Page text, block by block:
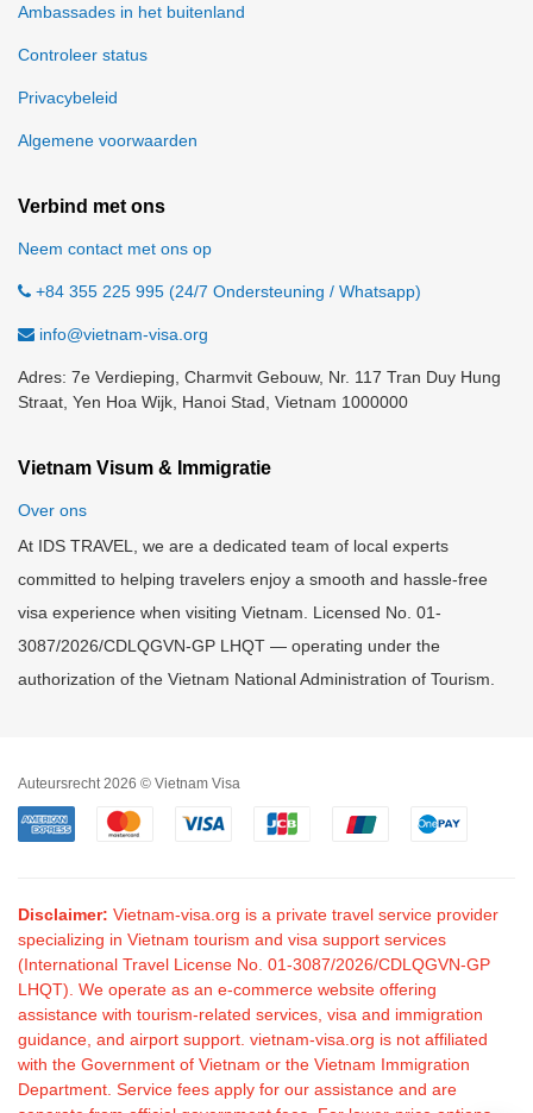
Ambassades in het buitenland
Controleer status
Privacybeleid
Algemene voorwaarden
Verbind met ons
Neem contact met ons op
+84 355 225 995 (24/7 Ondersteuning / Whatsapp)
info@vietnam-visa.org
Adres: 7e Verdieping, Charmvit Gebouw, Nr. 117 Tran Duy Hung
Straat, Yen Hoa Wijk, Hanoi Stad, Vietnam 1000000
Vietnam Visum & Immigratie
Over ons
At IDS TRAVEL, we are a dedicated team of local experts
committed to helping travelers enjoy a smooth and hassle-free
visa experience when visiting Vietnam. Licensed No. 01-
3087/2026/CDLQGVN-GP LHQT — operating under the
authorization of the Vietnam National Administration of Tourism.
Auteursrecht 2026 © Vietnam Visa
Disclaimer: Vietnam-visa.org is a private travel service provider
specializing in Vietnam tourism and visa support services
(International Travel License No. 01-3087/2026/CDLQGVN-GP
LHQT). We operate as an e-commerce website offering
assistance with tourism-related services, visa and immigration
guidance, and airport support. vietnam-visa.org is not affiliated
with the Government of Vietnam or the Vietnam Immigration
Department. Service fees apply for our assistance and are